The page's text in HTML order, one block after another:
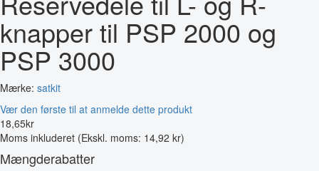
knapper til PSP 2000 og
PSP 3000
Mærke: satkit
Vær den første til at anmelde dette produkt
18,65kr
Moms inkluderet (Ekskl. moms: 14,92 kr)
Mængderabatter